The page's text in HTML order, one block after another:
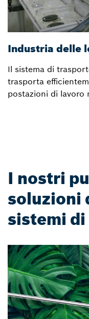
Industria delle
Il sistema di
trasporta
postazioni di lavoro
I nostri
soluzioni
sistemi